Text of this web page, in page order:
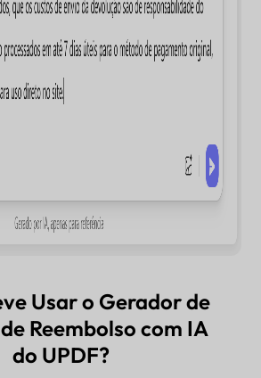
Usar o Gerador de
Reembolso com IA
do UPDF?